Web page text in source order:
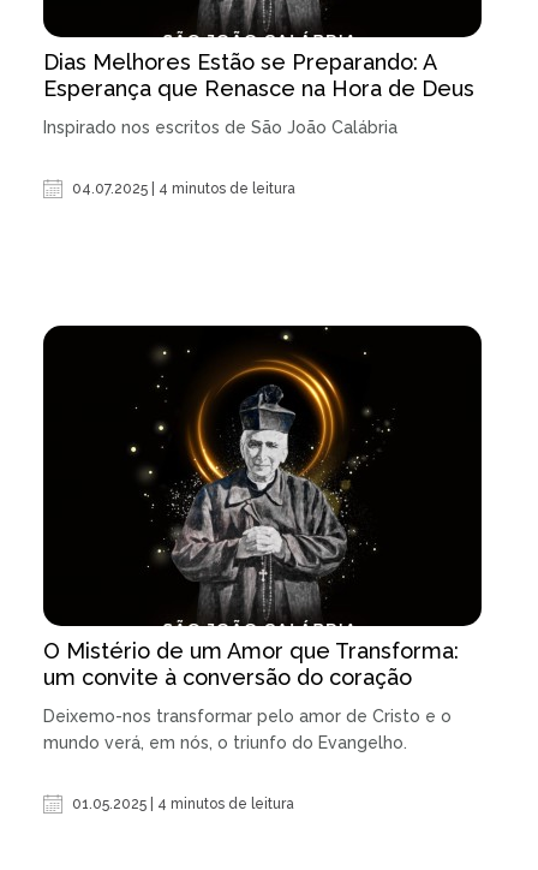
Dias Melhores Estão se Preparando: A
Esperança que Renasce na Hora de Deus
Inspirado nos escritos de São João Calábria
04.07.2025 | 4 minutos de leitura
O Mistério de um Amor que Transforma:
um convite à conversão do coração
Deixemo-nos transformar pelo amor de Cristo e o
mundo verá, em nós, o triunfo do Evangelho.
01.05.2025 | 4 minutos de leitura